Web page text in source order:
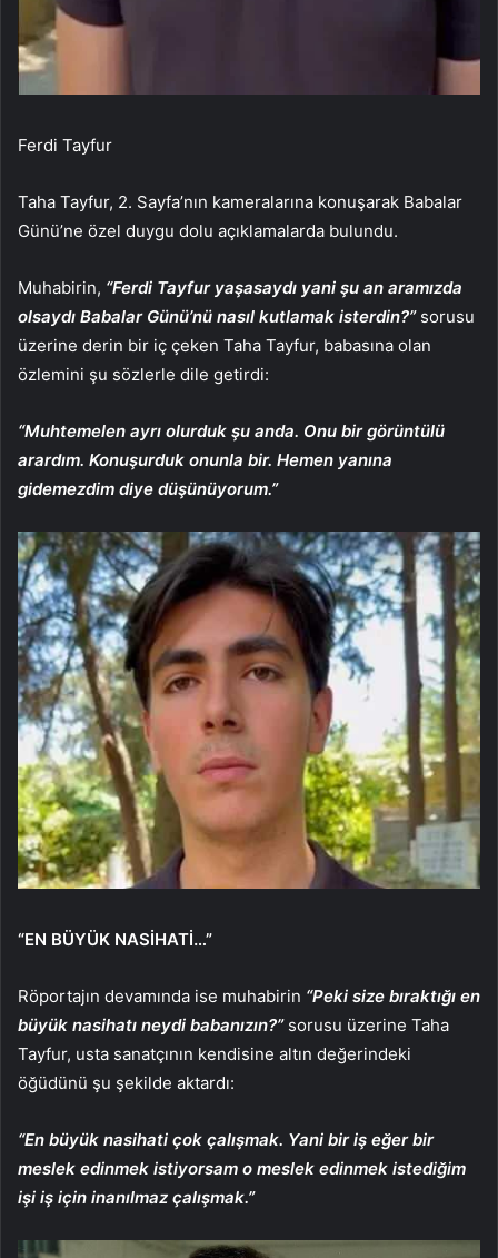
Ferdi Tayfur
Taha Tayfur, 2. Sayfa’nın kameralarına konuşarak Babalar
Günü’ne özel duygu dolu açıklamalarda bulundu.
Muhabirin, “Ferdi Tayfur yaşasaydı yani şu an aramızda
olsaydı Babalar Günü’nü nasıl kutlamak isterdin?”sorusu
üzerine derin bir iç çeken Taha Tayfur, babasına olan
özlemini şu sözlerle dile getirdi:
“Muhtemelen ayrı olurduk şu anda. Onu bir görüntülü
arardım. Konuşurduk onunla bir. Hemen yanına
gidemezdim diye düşünüyorum.”
“EN BÜYÜK NASİHATİ…”
Röportajın devamında ise muhabirin “Peki size bıraktığı en
büyük nasihatı neydi babanızın?” sorusu üzerine Taha
Tayfur, usta sanatçının kendisine altın değerindeki
öğüdünü şu şekilde aktardı:
“En büyük nasihati çok çalışmak. Yani bir iş eğer bir
meslek edinmek istiyorsam o meslek edinmek istediğim
işi iş için inanılmaz çalışmak.”